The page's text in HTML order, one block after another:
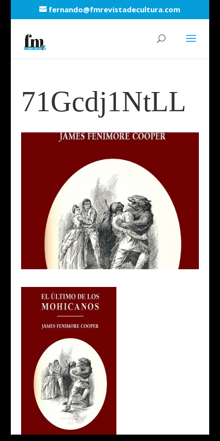
fernando@fmrevistadecultura.com
71Gcdj1NtLL